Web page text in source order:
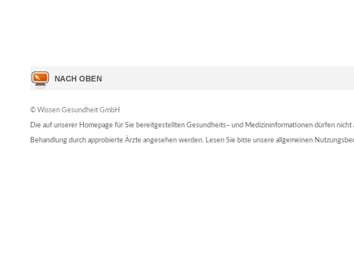
© Wissen Gesundheit GmbH
Die auf unserer Homepage für Sie bereitgestellten Gesundheits– und Medizininformationen dürfen nicht
Behandlung durch approbierte Ärzte angesehen werden. Lesen Sie bitte unsere allgemeinen